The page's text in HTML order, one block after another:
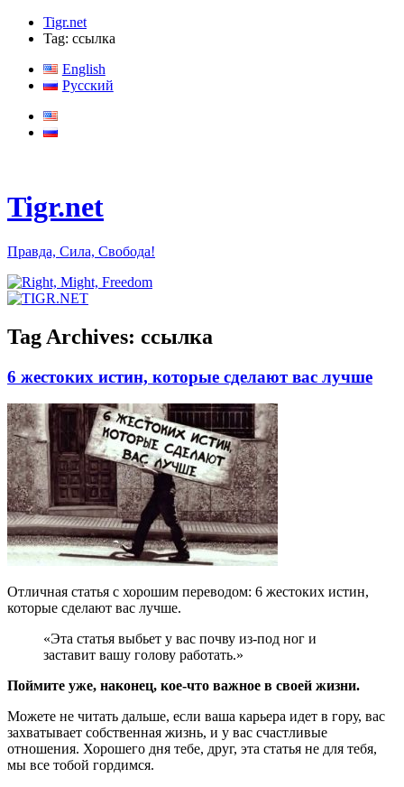
Tigr.net
Tag: ссылка
English
Русский
Tigr.net
Правда, Сила, Свобода!
Tag Archives: ссылка
6 жестоких истин, которые сделают вас лучше
Отличная статья с хорошим переводом: 6 жестоких истин,
которые сделают вас лучше.
«Эта статья выбьет у вас почву из-под ног и
заставит вашу голову работать.»
Поймите уже, наконец, кое-что важное в своей жизни.
Можете не читать дальше, если ваша карьера идет в гору, вас
захватывает собственная жизнь, и у вас счастливые
отношения. Хорошего дня тебе, друг, эта статья не для тебя,
мы все тобой гордимся.